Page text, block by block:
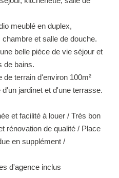
meublé en duplex,
et salle de douche.
belle pièce de vie séjour et
de bains.
de terrain d'environ 100m²
jardinet et d'une terrasse.
et facilité à louer / Très bon
rénovation de qualité / Place
en supplément /
d'agence inclus